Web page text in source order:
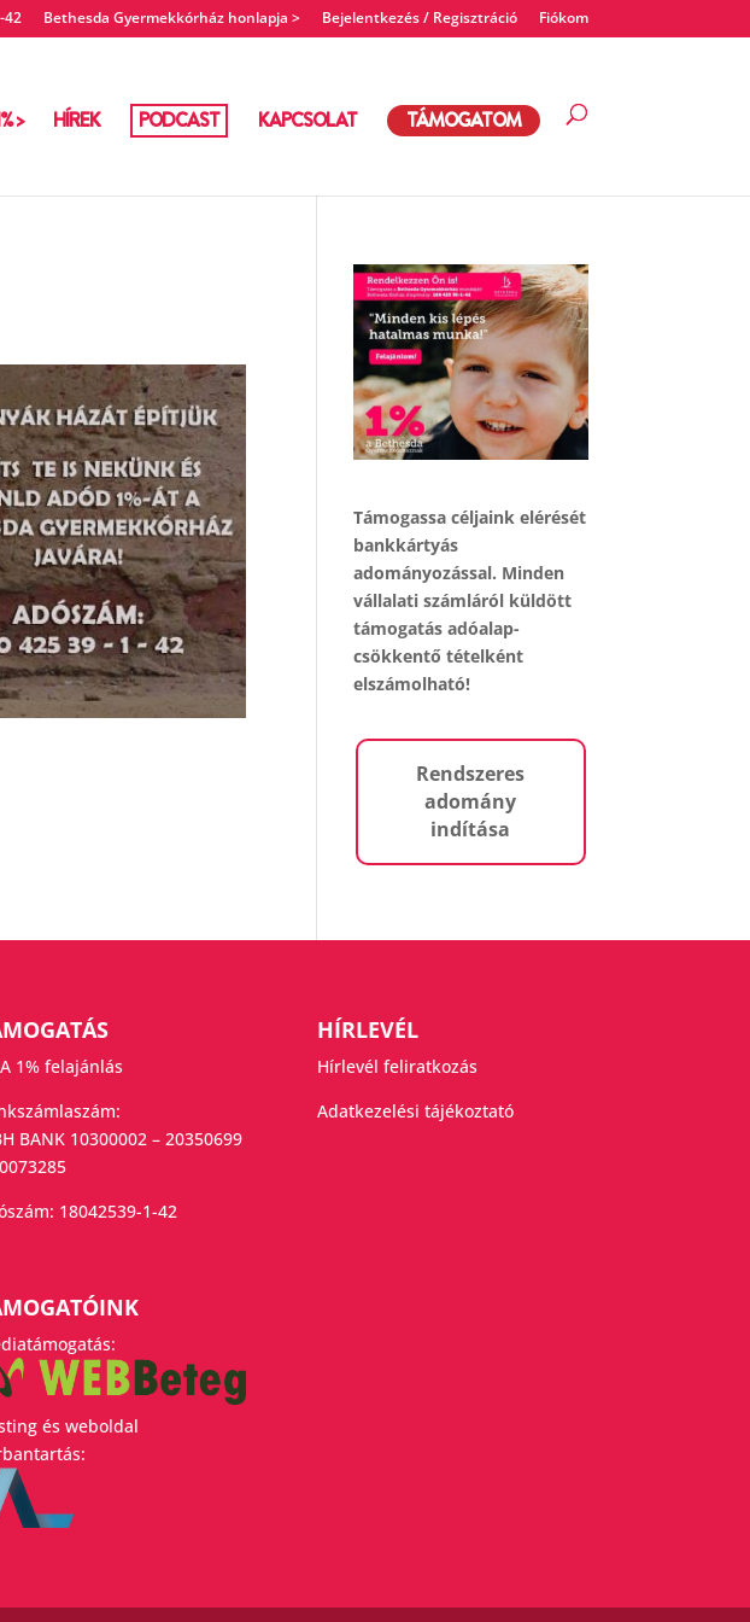
42 Bethesda Gyermekkórház honlapja > Bejelentkezés / Regisztráció Fiókom
> HÍREK PODCAST KAPCSOLAT TÁMOGATOM
Támogassa céljaink elérését
bankkártyás
adományozással. Minden
vállalati számláról küldött
támogatás adóalap-
csökkentő tételként
elszámolható!
Rendszeres
adomány
indítása
1% felajánlás
BANK 10300002 – 20350699
18042539-1-42
és weboldal
HÍRLEVÉL
Hírlevél feliratkozás
Adatkezelési tájékoztató